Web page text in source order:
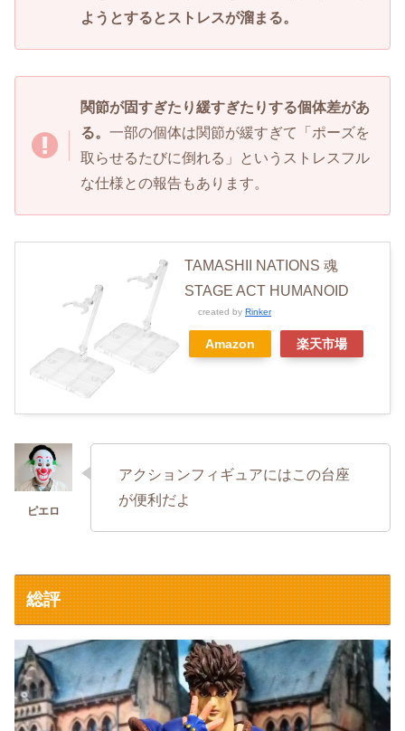
ようとするとストレスが溜まる。
関節が固すぎたり緩すぎたりする個体差があ
る。 一部の個体は関節が緩すぎて「ポーズを
取らせるたびに倒れる」というストレスフル
な仕様との報告もあります。
TAMASHII NATIONS 魂
STAGE ACT HUMANOID
created by Rinker
Amazon 楽天市場
アクションフィギュアにはこの台座
が便利だよ
総評